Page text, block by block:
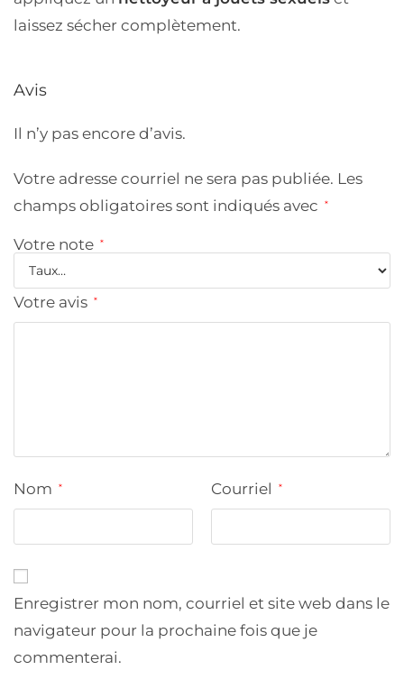
laissez sécher complètement.
Avis
Il n’y pas encore d’avis.
Votre adresse courriel ne sera pas publiée. Les
champs obligatoires sont indiqués avec
*
Votre note *
Votre avis *
Nom * Courriel *
Enregistrer mon nom, courriel et site web dans le
navigateur pour la prochaine fois que je
commenterai.